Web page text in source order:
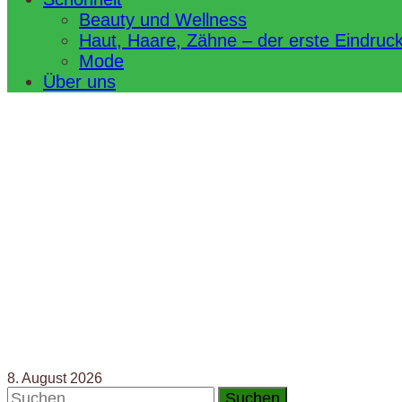
Beauty und Wellness
Haut, Haare, Zähne – der erste
Mode
Über uns
8. August 2026
Suchen